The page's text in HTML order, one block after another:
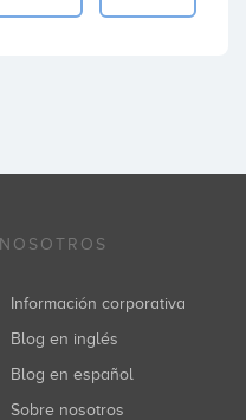
NOSOTROS
Información corporativa
Blog en inglés
Blog en español
Sobre nosotros